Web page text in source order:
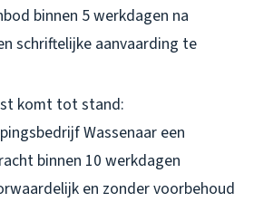
binnen 5 werkdagen na
schriftelijke aanvaarding te
komt tot stand:
Wassenaar een
binnen 10 werkdagen
en zonder voorbehoud